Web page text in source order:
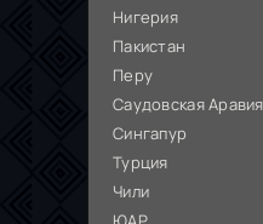
Нигерия
Пакистан
Перу
Саудовская Аравия
Сингапур
Турция
Чили